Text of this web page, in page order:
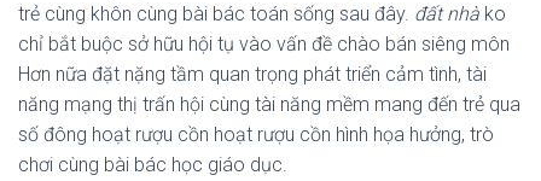
trẻ cùng khôn cùng bài bác toán sống sau đây. đất nhà ko
chỉ bắt buộc sở hữu hội tụ vào vấn đề chào bán siêng môn
Hơn nữa đặt nặng tầm quan trọng phát triển cảm tình, tài
năng mạng thị trấn hội cùng tài năng mềm mang đến trẻ qua
số đông hoạt rượu cồn hoạt rượu cồn hình họa hưởng, trò
chơi cùng bài bác học giáo dục.